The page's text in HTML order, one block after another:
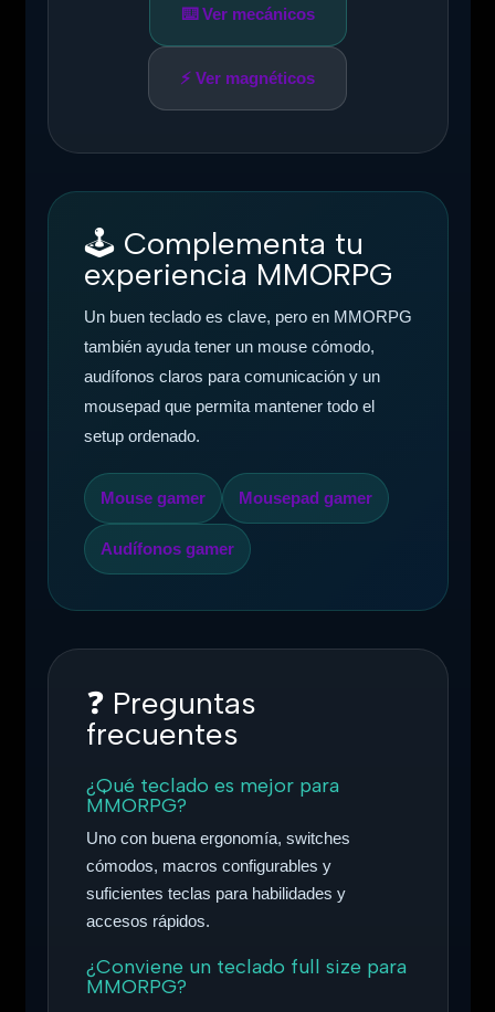
⌨️ Ver mecánicos
⚡ Ver magnéticos
🕹️Complementa tu
experiencia MMORPG
Un buen teclado es clave, pero en MMORPG
también ayuda tener un mouse cómodo,
audífonos claros para comunicación y un
mousepad que permita mantener todo el
setup ordenado.
Mouse gamer Mousepad gamer
Audífonos gamer
❓Preguntas
frecuentes
¿Qué teclado es mejor para
MMORPG?
Uno con buena ergonomía, switches
cómodos, macros configurables y
suficientes teclas para habilidades y
accesos rápidos.
¿Conviene un teclado full size para
MMORPG?